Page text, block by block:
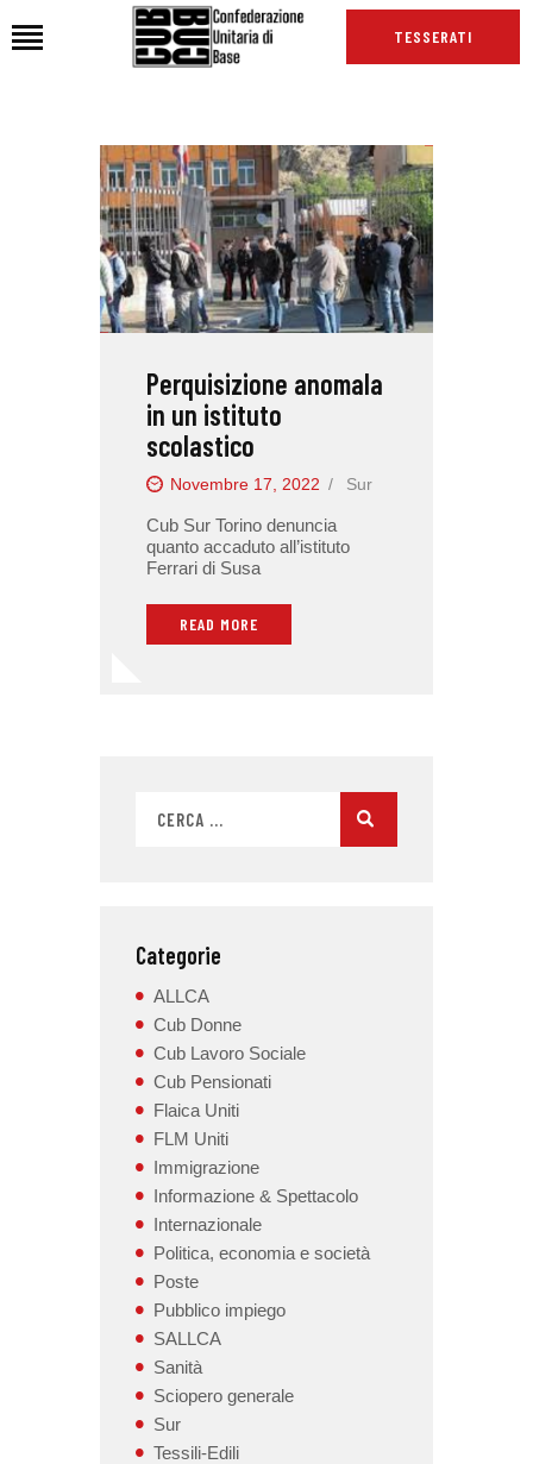
TESSERATI
HOME
CHI SIAMO
SEDI
NEWS
PODCAST CUB
INTERNAZIONALE
RASSEGNA STAMPA
Perquisizione anomala
in un istituto
scolastico
Novembre 17, 2022 Sur
Cub Sur Torino denuncia
quanto accaduto all’istituto
Ferrari di Susa
READ MORE
Categorie
ALLCA
Cub Donne
Cub Lavoro Sociale
Cub Pensionati
Flaica Uniti
FLM Uniti
Immigrazione
Informazione & Spettacolo
Internazionale
Politica, economia e società
Poste
Pubblico impiego
SALLCA
Sanità
Sciopero generale
Sur
Tessili-Edili